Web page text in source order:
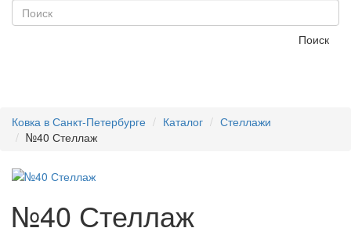
Поиск
Ковка в Санкт-Петербурге Каталог
Стеллажи
№40 Стеллаж
№40 Стеллаж